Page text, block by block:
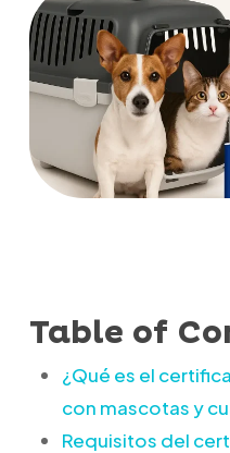
Table of
¿Qué es el
con mascotas y
Requisitos del